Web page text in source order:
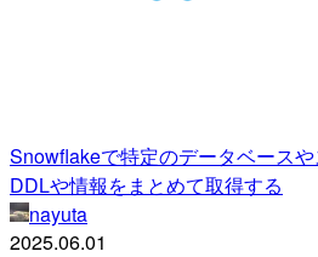
Snowflakeで特定のデータベース
DDLや情報をまとめて取得する
nayuta
2025.06.01